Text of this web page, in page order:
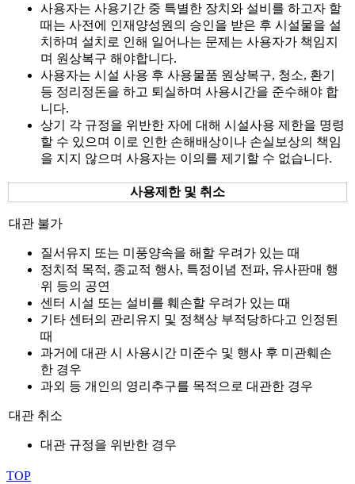
사용자는 사용기간 중 특별한 장치와 설비를 하고자 할
때는 사전에 인재양성원의 승인을 받은 후 시설물을 설
치하며 설치로 인해 일어나는 문제는 사용자가 책임지
며 원상복구 해야합니다.
사용자는 시설 사용 후 사용물품 원상복구, 청소, 환기
등 정리정돈을 하고 퇴실하며 사용시간을 준수해야 합
니다.
상기 각 규정을 위반한 자에 대해 시설사용 제한을 명령
할 수 있으며 이로 인한 손해배상이나 손실보상의 책임
을 지지 않으며 사용자는 이의를 제기할 수 없습니다.
사용제한 및 취소
대관 불가
질서유지 또는 미풍양속을 해할 우려가 있는 때
정치적 목적, 종교적 행사, 특정이념 전파, 유사판매 행
위 등의 공연
센터 시설 또는 설비를 훼손할 우려가 있는 때
기타 센터의 관리유지 및 정책상 부적당하다고 인정된
때
과거에 대관 시 사용시간 미준수 및 행사 후 미관훼손
한 경우
과외 등 개인의 영리추구를 목적으로 대관한 경우
대관 취소
대관 규정을 위반한 경우
TOP